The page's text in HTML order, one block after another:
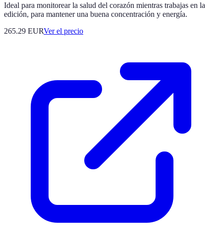
Ideal para monitorear la salud del corazón mientras trabajas en la
edición, para mantener una buena concentración y energía.
265.29 EURVer el precio